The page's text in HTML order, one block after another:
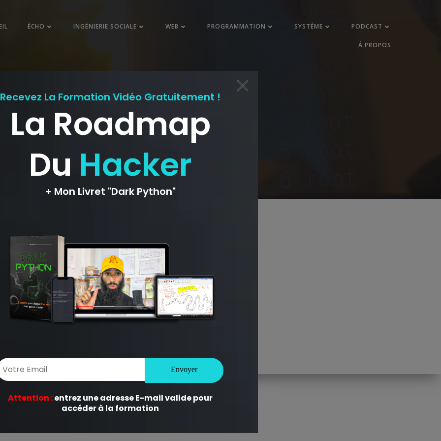
ÉCHO INGÉNIERIE SOCIALE WEB PROGRAMMATION SYSTÉME PODCAST
Á PROPOS
Posts in attaque sql
attaque
attaque……!Mmm,